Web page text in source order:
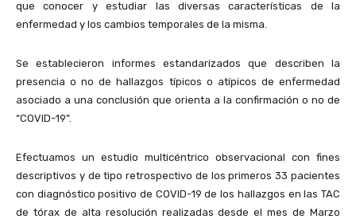
que conocer y estudiar las diversas características de la
enfermedad y los cambios temporales de la misma.
Se establecieron informes estandarizados que describen la
presencia o no de hallazgos típicos o atípicos de enfermedad
asociado a una conclusión que orienta a la confirmación o no de
“COVID-19”.
Efectuamos un estudio multicéntrico observacional con fines
descriptivos y de tipo retrospectivo de los primeros 33 pacientes
con diagnóstico positivo de COVID-19 de los hallazgos en las TAC
de tórax de alta resolución realizadas desde el mes de Marzo